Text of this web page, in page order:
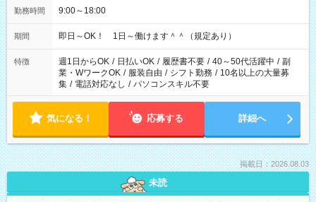
勤務時間 9:00～18:00
期間 即日～OK！ 1日～働けます＾＾（規定あり）
特徴 週1日からOK / 日払いOK / 履歴書不要 / 40～50代活躍中 / 副
業・WワークOK / 服装自由 / シフト勤務 / 10名以上の大量募
集 / 電話対応なし / パソコンスキル不要
気になる！ 応募する 詳細へ
掲載日：2026.08.03
未読